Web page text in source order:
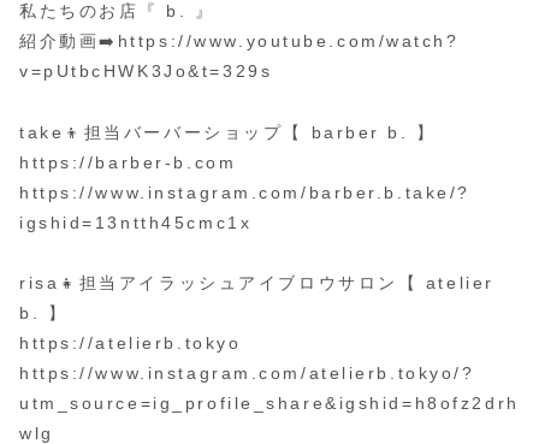
私たちのお店『 b. 』
紹介動画➡️https://www.youtube.com/watch?
v=pUtbcHWK3Jo&t=329s
take👦担当バーバーショップ【 barber b. 】
https://barber-b.com
https://www.instagram.com/barber.b.take/?
igshid=13ntth45cmc1x
risa👧担当アイラッシュアイブロウサロン【 atelier
b. 】
https://atelierb.tokyo
https://www.instagram.com/atelierb.tokyo/?
utm_source=ig_profile_share&igshid=h8ofz2drh
wlg